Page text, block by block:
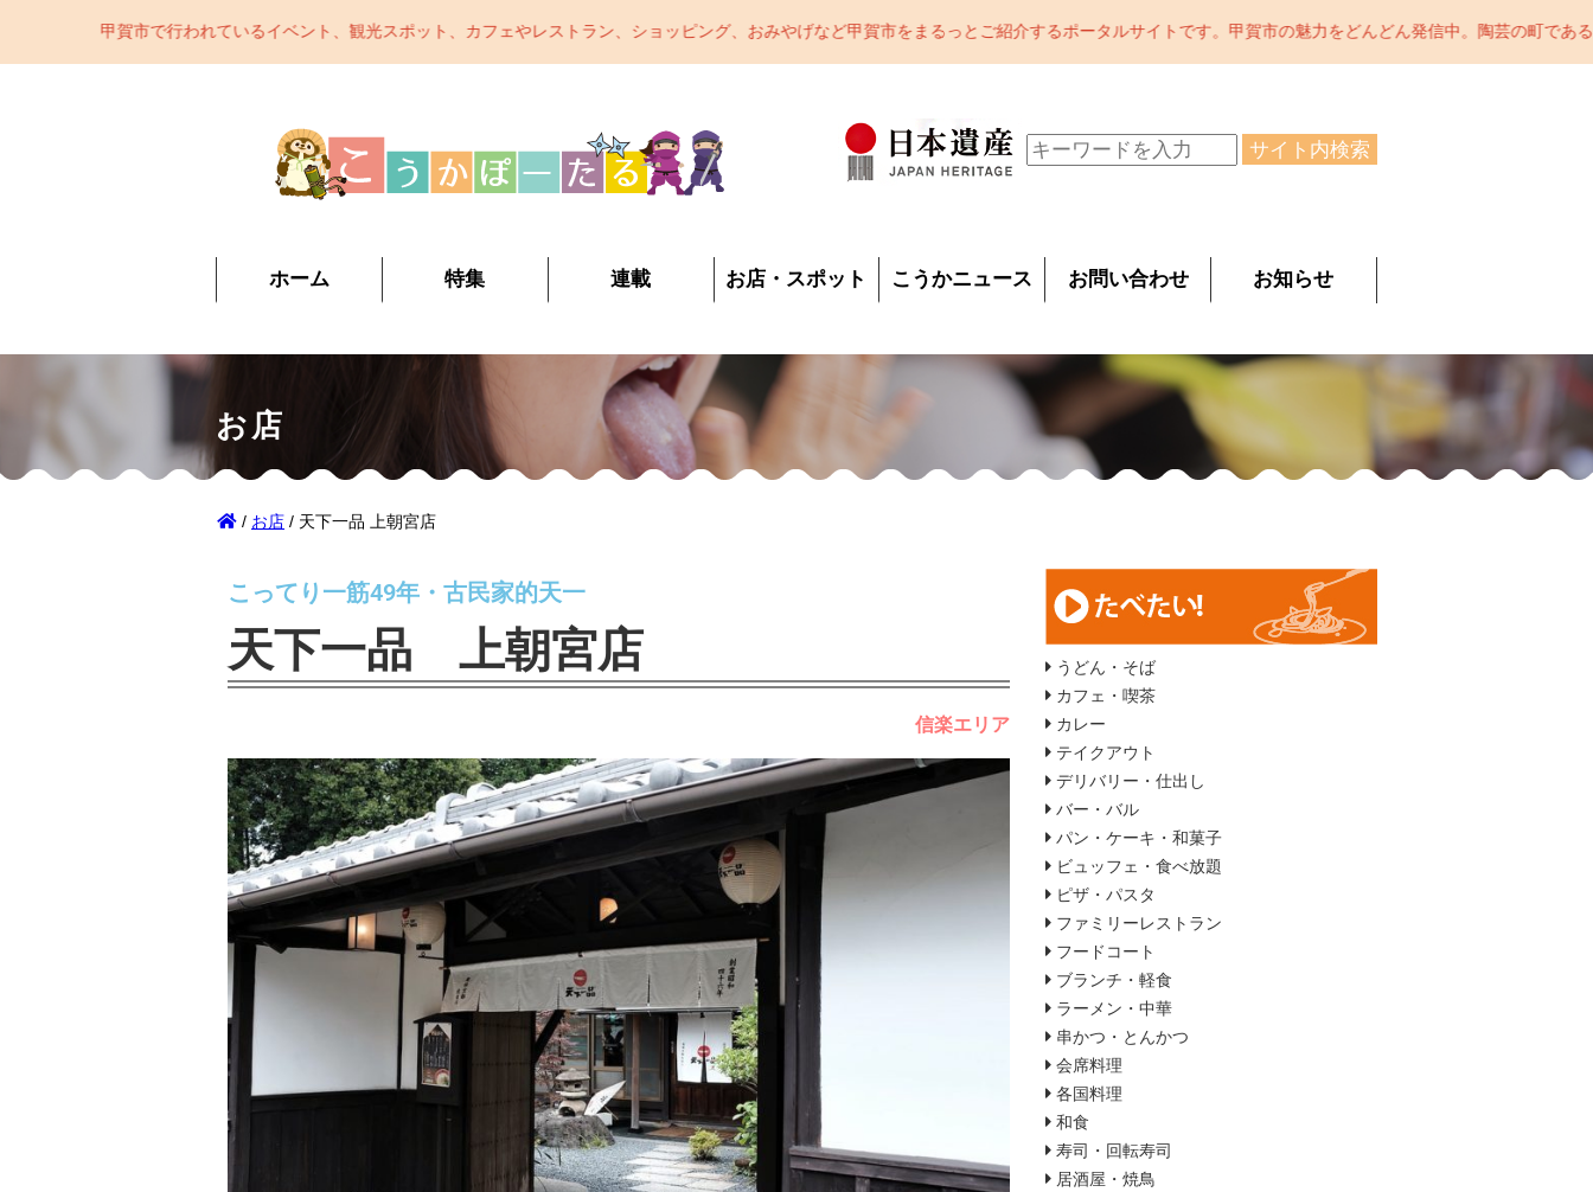
ベント、観光スポット、カフェやレストラン、ショッピング、おみやげなど甲賀市をまるっとご紹介するポータルサイトです。甲賀市の魅力をどんどん発信中。陶芸の町である信楽、宿場町である水口、お茶
サイト内検索
ホーム 特集 連載 お店・スポット こうかニュース お問い合わせ お知らせ
お店
/ お店 / 天下一品 上朝宮店
こってり一筋49年・古民家的天一
天下一品 上朝宮店
信楽エリア
うどん・そば
カフェ・喫茶
カレー
テイクアウト
デリバリー・仕出し
バー・バル
パン・ケーキ・和菓子
ビュッフェ・食べ放題
ピザ・パスタ
ファミリーレストラン
フードコート
ブランチ・軽食
ラーメン・中華
串かつ・とんかつ
会席料理
各国料理
和食
寿司・回転寿司
居酒屋・焼鳥